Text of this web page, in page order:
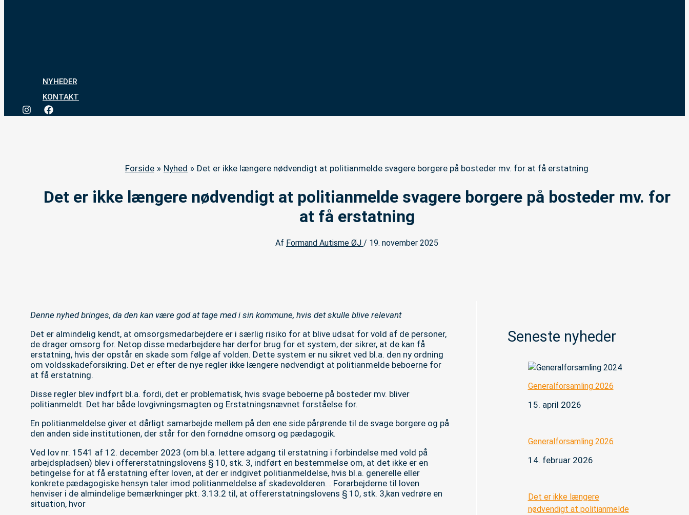
NYHEDER
KONTAKT
Forside Nyhed Det er ikke længere nødvendigt at politianmelde svagere borgere på bosteder mv. for at få erstatning
Det er ikke længere nødvendigt at politianmelde svagere borgere på bosteder mv. for
at få erstatning
Af Formand Autisme ØJ / 19. november 2025
Denne nyhed bringes, da den kan være god at tage med i sin kommune, hvis det skulle blive relevant
Det er almindelig kendt, at omsorgsmedarbejdere er i særlig risiko for at blive udsat for vold af de personer,
de drager omsorg for. Netop disse medarbejdere har derfor brug for et system, der sikrer, at de kan få
erstatning, hvis der opstår en skade som følge af volden. Dette system er nu sikret ved bl.a. den ny ordning
om voldsskadeforsikring. Det er efter de nye regler ikke længere nødvendigt at politianmelde beboerne for
at få erstatning.
Disse regler blev indført bl.a. fordi, det er problematisk, hvis svage beboerne på bosteder mv. bliver
politianmeldt. Det har både lovgivningsmagten og Erstatningsnævnet forståelse for.
En politianmeldelse giver et dårligt samarbejde mellem på den ene side pårørende til de svage borgere og på
den anden side institutionen, der står for den fornødne omsorg og pædagogik.
Ved lov nr. 1541 af 12. december 2023 (om bl.a. lettere adgang til erstatning i forbindelse med vold på
arbejdspladsen) blev i offererstatningslovens § 10, stk. 3, indført en bestemmelse om, at det ikke er en
betingelse for at få erstatning efter loven, at der er indgivet politianmeldelse, hvis bl.a. generelle eller
konkrete pædagogiske hensyn taler imod politianmeldelse af skadevolderen. . Forarbejderne til loven
henviser i de almindelige bemærkninger pkt. 3.13.2 til, at offererstatningslovens § 10, stk. 3,kan vedrøre en
situation, hvor
Seneste nyheder
Generalforsamling 2026
15. april 2026
Generalforsamling 2026
14. februar 2026
Det er ikke længere
nødvendigt at politianmelde